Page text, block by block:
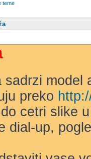
teme
sadrzi model
preko
cetri slike
dial-up,